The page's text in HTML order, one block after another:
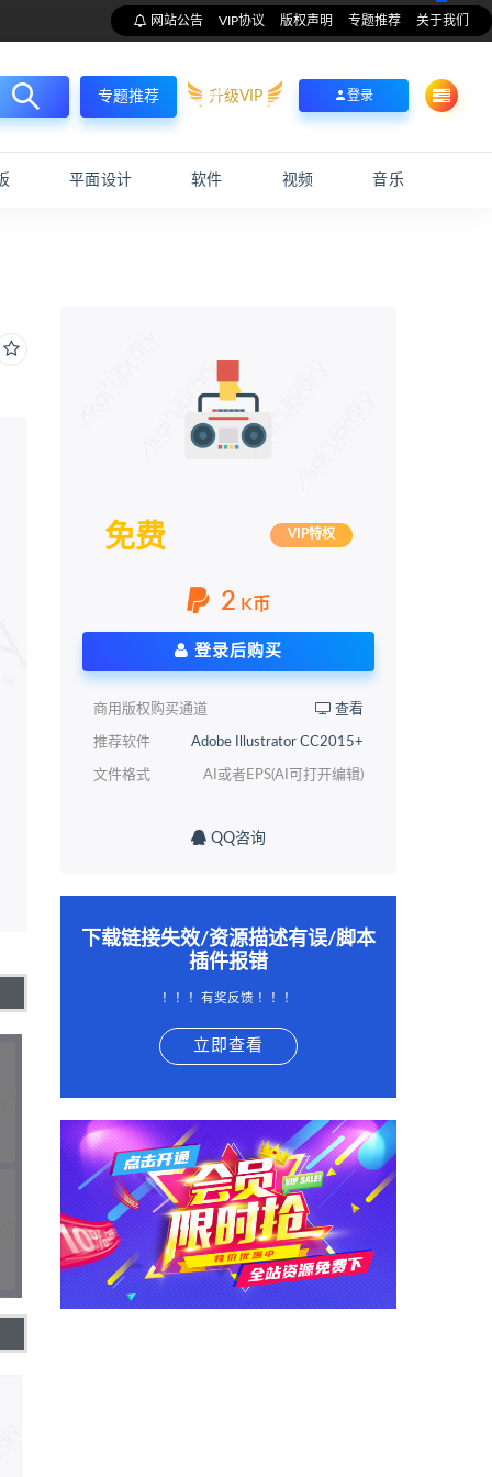
网站公告 VIP协议 版权声明 专题推荐 关于我们
专题推荐 升级VIP 登录
平面设计 软件 视频 音乐
免费 VIP特权
2 K币
登录后购买
商用版权购买通道 查看
推荐软件 Adobe Illustrator CC2015+
文件格式 AI或者EPS(AI可打开编辑)
QQ咨询
下载链接失效/资源描述有误/脚本
插件报错
！！！有奖反馈 ！！！
立即查看